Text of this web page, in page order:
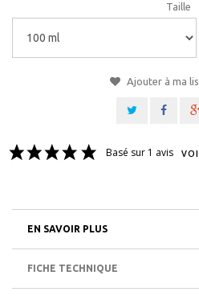
Taille
Ajouter à ma
Basé sur 1 avis
EN SAVOIR PLUS
FICHE TECHNIQUE